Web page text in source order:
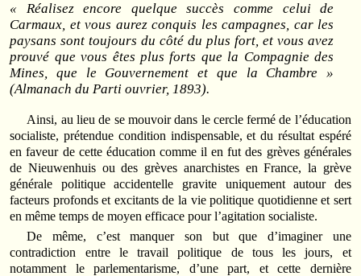
« Réalisez encore quelque succès comme celui de
Carmaux, et vous aurez conquis les campagnes, car les
paysans sont toujours du côté du plus fort, et vous avez
prouvé que vous êtes plus forts que la Compagnie des
Mines, que le Gouvernement et que la Chambre »
(Almanach du Parti ouvrier, 1893).
Ainsi, au lieu de se mouvoir dans le cercle fermé de l’éducation
socialiste, prétendue condition indispensable, et du résultat espéré
en faveur de cette éducation comme il en fut des grèves générales
de Nieuwenhuis ou des grèves anarchistes en France, la grève
générale politique accidentelle gravite uniquement autour des
facteurs profonds et excitants de la vie politique quotidienne et sert
en même temps de moyen efficace pour l’agitation socialiste.
De même, c’est manquer son but que d’imaginer une
contradiction entre le travail politique de tous les jours, et
notamment le parlementarisme, d’une part, et cette dernière